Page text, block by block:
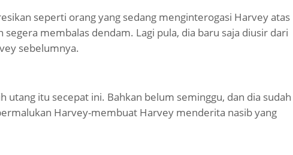
seperti orang yang sedang menginterogasi Harvey atas
segera membalas dendam. Lagi pula, dia baru saja diusir dari
sebelumnya.
utang itu secepat ini. Bahkan belum seminggu, dan dia sudah
Harvey-membuat Harvey menderita nasib yang